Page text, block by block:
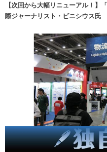
【次回から大幅リニューアル！
際ジャーナリスト・ビニシウス氏